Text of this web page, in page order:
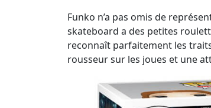
Funko n’a pas omis de
skateboard a des petites
reconnaît parfaitement les
rousseur sur les joues et une